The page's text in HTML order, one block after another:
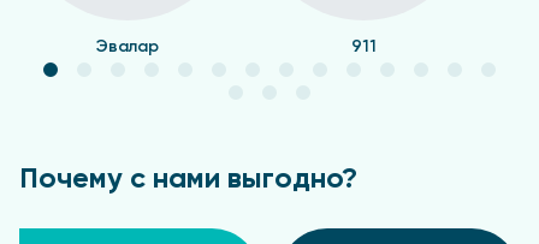
Эвалар 911
Почему с нами выгодно?